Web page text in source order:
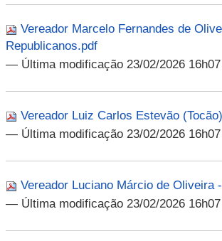
Vereador Marcelo Fernandes de
Republicanos.pdf
— Última modificação 23/02/2026 16h07
Vereador Luiz Carlos Estevão
— Última modificação 23/02/2026 16h07
Vereador Luciano Márcio de Oliveira
— Última modificação 23/02/2026 16h07